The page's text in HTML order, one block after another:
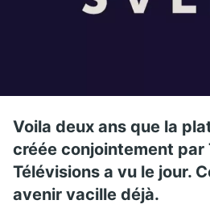
Voila deux ans que la
créée conjointement par
Télévisions a vu le jour.
avenir vacille déjà.